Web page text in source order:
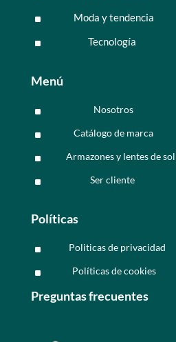
^ Moda y tendencia
^ Tecnología
Menú
^ Nosotros
^ Catálogo de marca
^ Armazones y lentes de sol
^ Ser cliente
Políticas
^ Politicas de privacidad
^ Políticas de cookies
Preguntas frecuentes